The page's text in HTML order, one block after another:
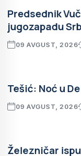
Predsednik
jugozapadu
09 AVGUST, 2026
Tešić: Noć u
09 AVGUST, 2026
Železničar